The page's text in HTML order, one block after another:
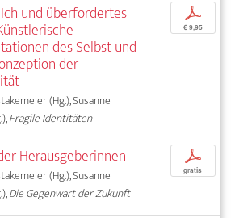
und überfordertes
des Selbst und
der
(Hg.), Susanne
Fragile Identitäten
p
€ 9,95
Herausgeberinnen
(Hg.), Susanne
Die Gegenwart der Zukunft
p
gratis